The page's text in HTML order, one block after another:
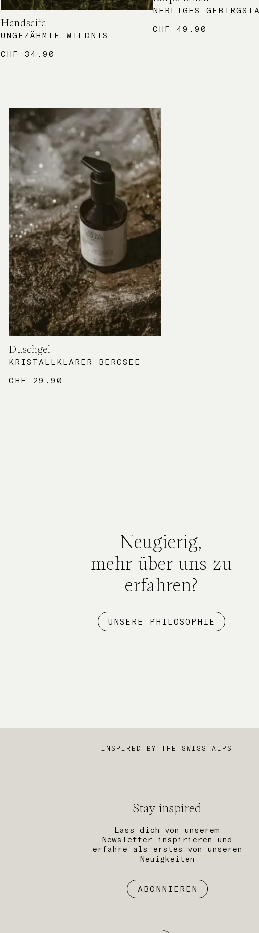
Handseife
UNGEZÄHMTE WILDNIS
CHF
34.90
NEBLIGES
CHF
49.90
Duschgel
KRISTALLKLARER BERGSEE
CHF
29.90
Neugierig,
mehr über uns zu
erfahren?
UNSERE PHILOSOPHIE
INSPIRED BY THE SWISS ALPS
Stay inspired
Lass dich von unserem
Newsletter inspirieren und
erfahre als erstes von unseren
Neuigkeiten
ABONNIEREN